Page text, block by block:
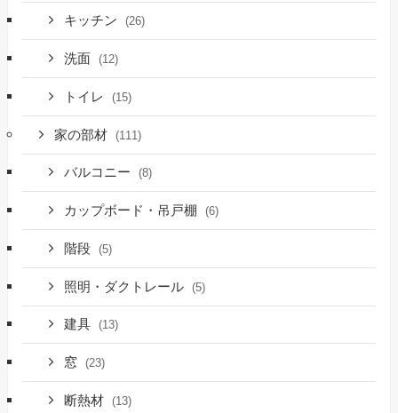
キッチン (26)
洗面 (12)
トイレ (15)
家の部材 (111)
バルコニー (8)
カップボード・吊戸棚 (6)
階段 (5)
照明・ダクトレール (5)
建具 (13)
窓 (23)
断熱材 (13)